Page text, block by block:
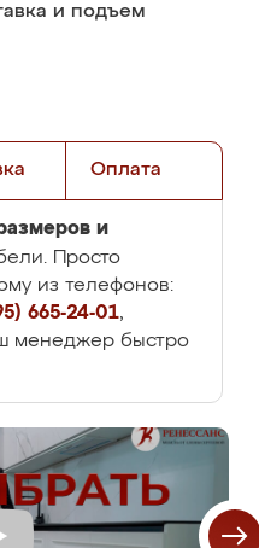
и подъем
Оплата
и
Просто
из телефонов:
665-24-01,
менеджер быстро